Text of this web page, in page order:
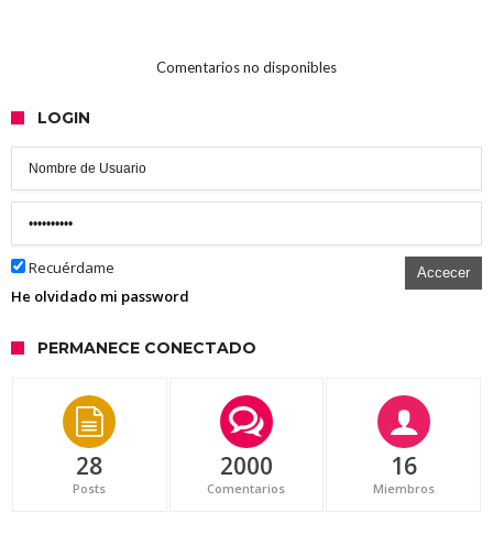
Comentarios no disponibles
LOGIN
Recuérdame Accecer
He olvidado mi password
PERMANECE CONECTADO
28
Posts
2000
Comentarios
16
Miembros